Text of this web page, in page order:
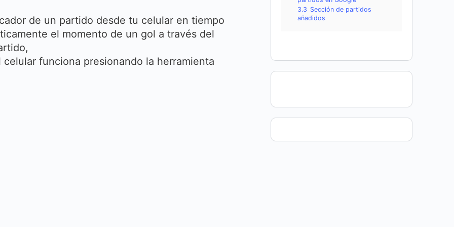
de un partido desde tu celular en tiempo
el momento de un gol a través del
funciona presionando la herramienta
3.3 Sección de partidos
añadidos